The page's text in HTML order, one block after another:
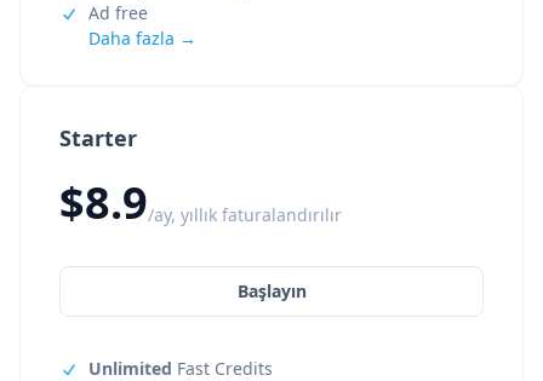
Starter
$8.9/ay, yıllık faturalandırılır
Başlayın
Unlimited Fast Credits
Ad free
Daha fazla →